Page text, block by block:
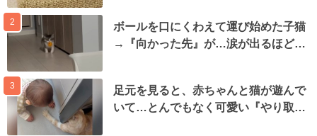
2
ボールを口にくわえて運び始めた子猫
→『向かった先』が…涙が出るほど…
3
足元を見ると、赤ちゃんと猫が遊んで
いて…とんでもなく可愛い『やり取…